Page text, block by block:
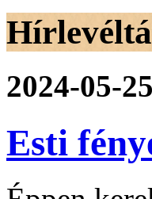
2024-05-
Esti